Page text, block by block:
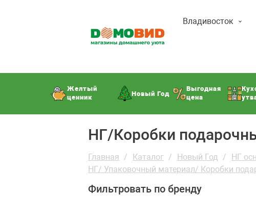
Владивосток
Желтый
ценник
Новый Год
Выгодная
цена
НГ/Коробки
Главная Каталог Новый Год НГ
НГ/ Упаковочный материал/ Коробки
Фильтровать по бренду